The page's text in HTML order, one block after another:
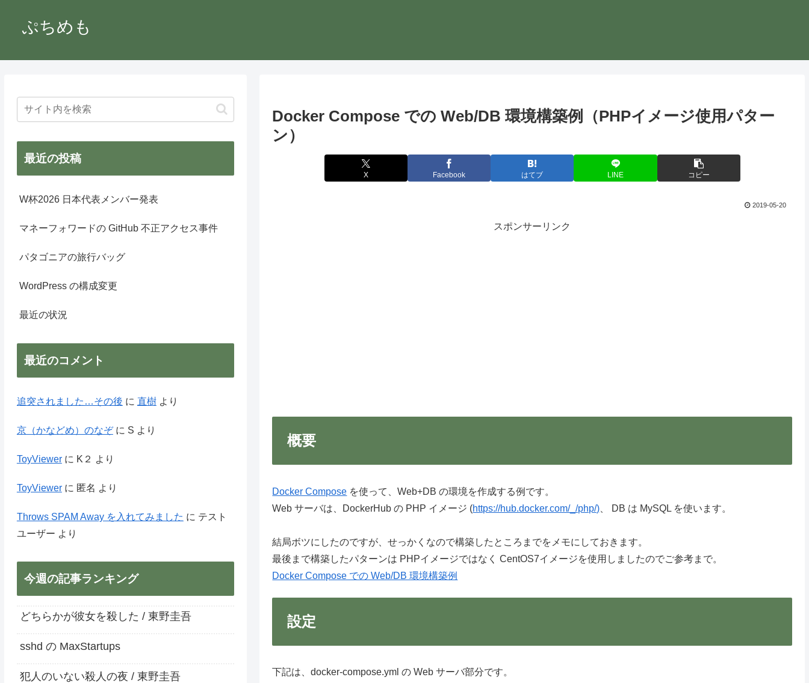
ぷちめも
Docker Compose での Web/DB 環境構築例（PHPイメージ使用パター
ン）
X Facebook はてブ LINE コピー
2019-05-20
スポンサーリンク
概要
Docker Compose を使って、Web+DB の環境を作成する例です。
Web サーバは、DockerHub の PHP イメージ (https://hub.docker.com/_/php/) 、 DB は MySQL を使います。
結局ボツにしたのですが、せっかくなので構築したところまでをメモにしておきます。
最後まで構築したパターンは PHPイメージではなく CentOS7イメージを使用しましたのでご参考まで。
Docker Compose での Web/DB 環境構築例
設定
下記は、docker-compose.yml の Web サーバ部分です。
最近の投稿
W杯2026 日本代表メンバー発表
マネーフォワードの GitHub 不正アクセス事件
パタゴニアの旅行バッグ
WordPress の構成変更
最近の状況
最近のコメント
追突されました…その後 に 直樹より
京（かなどめ）のなぞに S より
ToyViewerに K２ より
ToyViewerに 匿名 より
Throws SPAM Away を入れてみました に テスト
ユーザー より
今週の記事ランキング
どちらかが彼女を殺した / 東野圭吾
sshd の MaxStartups
犯人のいない殺人の夜 / 東野圭吾